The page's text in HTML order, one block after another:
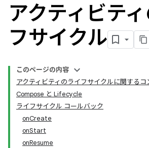
アクティビテ
フサイクル
このページの内容
アクティビティのライフサイクルに関するコ
Compose と Lifecycle
ライフサイクル コールバック
onCreate
onStart
onResume